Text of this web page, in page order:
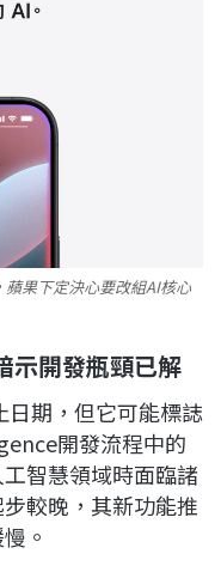
果下定決心要改組AI核心
示開發瓶頸已解
期，但它可能標誌
開發流程中的
智慧領域時面臨諸
較晚，其新功能推
。